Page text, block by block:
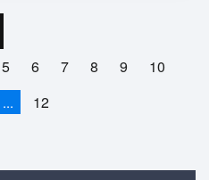
5 6 7 8 9 10
... 12